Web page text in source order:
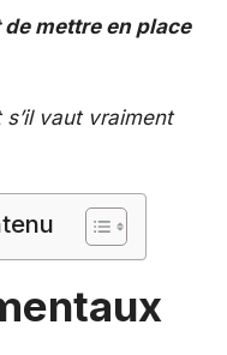
mettre en place
vaut vraiment